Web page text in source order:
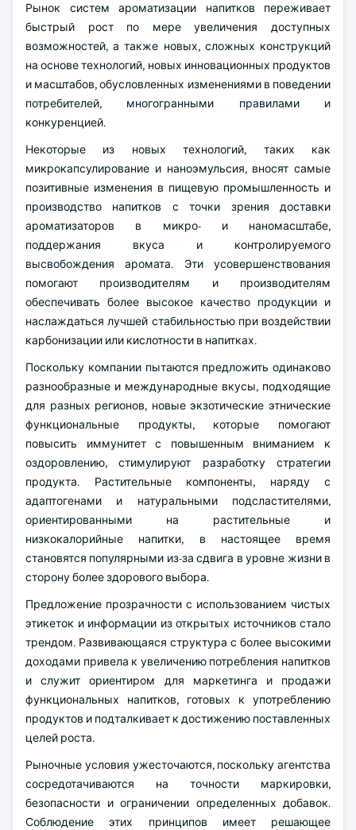
Рынок систем ароматизации напитков переживает
быстрый рост по мере увеличения доступных
возможностей, а также новых, сложных конструкций
на основе технологий, новых инновационных продуктов
и масштабов, обусловленных изменениями в поведении
потребителей, многогранными правилами и
конкуренцией.
Некоторые из новых технологий, таких как
микрокапсулирование и наноэмульсия, вносят самые
позитивные изменения в пищевую промышленность и
производство напитков с точки зрения доставки
ароматизаторов в микро- и наномасштабе,
поддержания вкуса и контролируемого
высвобождения аромата. Эти усовершенствования
помогают производителям и производителям
обеспечивать более высокое качество продукции и
наслаждаться лучшей стабильностью при воздействии
карбонизации или кислотности в напитках.
Поскольку компании пытаются предложить одинаково
разнообразные и международные вкусы, подходящие
для разных регионов, новые экзотические этнические
функциональные продукты, которые помогают
повысить иммунитет с повышенным вниманием к
оздоровлению, стимулируют разработку стратегии
продукта. Растительные компоненты, наряду с
адаптогенами и натуральными подсластителями,
ориентированными на растительные и
низкокалорийные напитки, в настоящее время
становятся популярными из-за сдвига в уровне жизни в
сторону более здорового выбора.
Предложение прозрачности с использованием чистых
этикеток и информации из открытых источников стало
трендом. Развивающаяся структура с более высокими
доходами привела к увеличению потребления напитков
и служит ориентиром для маркетинга и продажи
функциональных напитков, готовых к употреблению
продуктов и подталкивает к достижению поставленных
целей роста.
Рыночные условия ужесточаются, поскольку агентства
сосредотачиваются на точности маркировки,
безопасности и ограничении определенных добавок.
Соблюдение этих принципов имеет решающее